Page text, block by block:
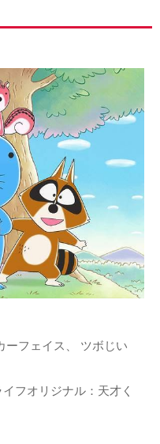
ーフェイス、 ツボじい
フオリジナル：天才く